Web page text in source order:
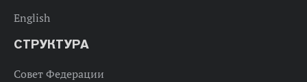
English
СТРУКТУРА
Совет Федерации